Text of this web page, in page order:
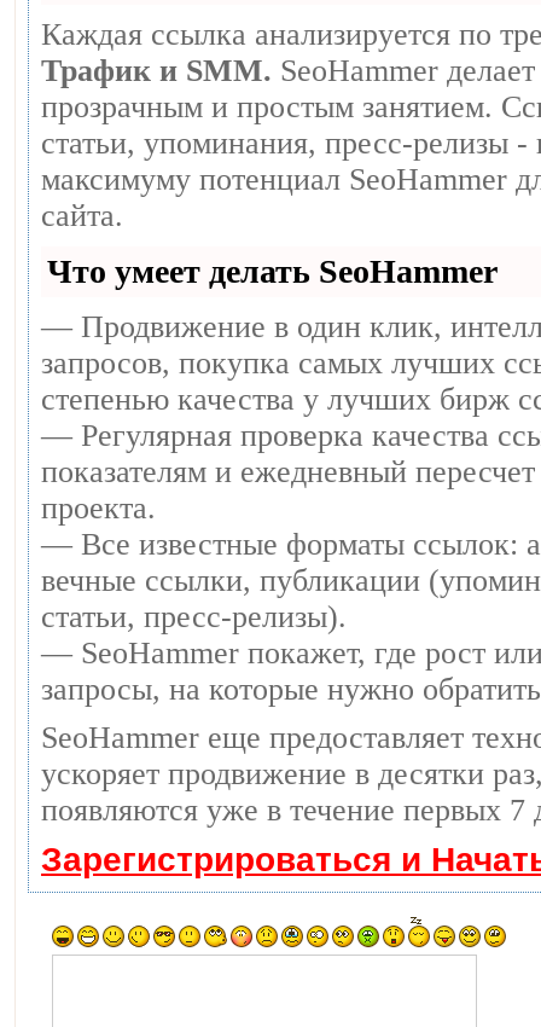
Каждая ссылка анализируется по
Трафик и SMM. SeoHammer
прозрачным и простым занятием.
статьи, упоминания, пресс-релизы -
максимуму потенциал SeoHammer
сайта.
Что умеет делать SeoHammer
— Продвижение в один клик,
запросов, покупка самых лучших
степенью качества у лучших бирж
— Регулярная проверка качества
показателям и ежедневный пересчет
проекта.
— Все известные форматы ссылок:
вечные ссылки, публикации
статьи, пресс-релизы).
— SeoHammer покажет, где рост
запросы, на которые нужно
SeoHammer еще предоставляет
ускоряет продвижение в десятки
появляются уже в течение первых 7
Зарегистрироваться и